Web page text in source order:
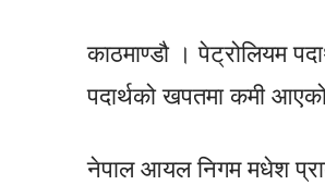
काठमाण्डौ । पेट्रोलियम
पदार्थको खपतमा कमी
नेपाल आयल निगम मधेश